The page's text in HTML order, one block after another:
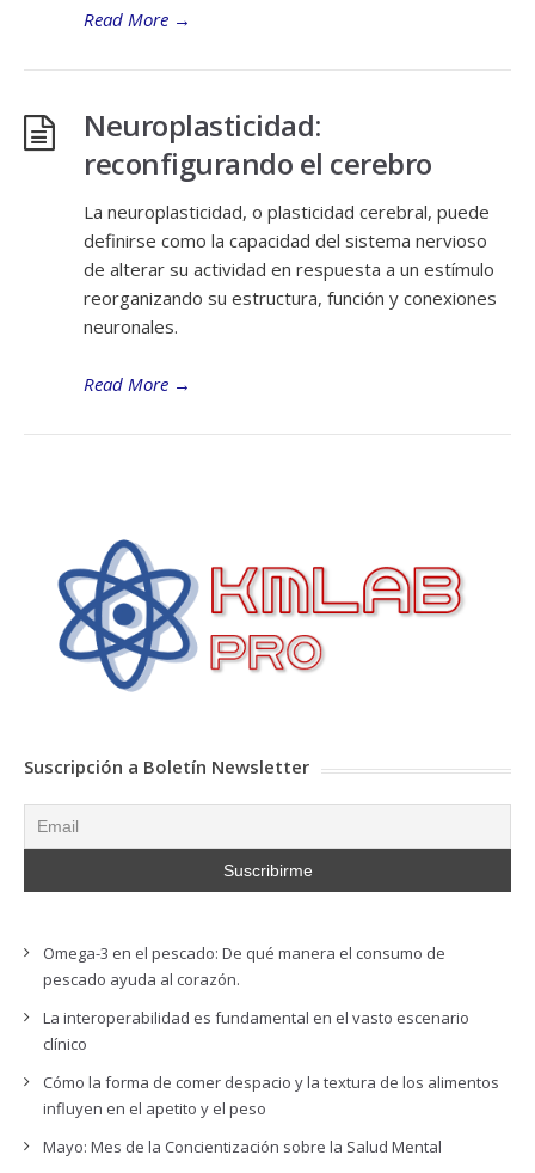
Read More →
Neuroplasticidad:
reconfigurando el cerebro
La neuroplasticidad, o plasticidad cerebral, puede
definirse como la capacidad del sistema nervioso
de alterar su actividad en respuesta a un estímulo
reorganizando su estructura, función y conexiones
neuronales.
Read More →
Suscripción a Boletín Newsletter
Omega-3 en el pescado: De qué manera el consumo de
pescado ayuda al corazón.
La interoperabilidad es fundamental en el vasto escenario
clínico
Cómo la forma de comer despacio y la textura de los alimentos
influyen en el apetito y el peso
Mayo: Mes de la Concientización sobre la Salud Mental